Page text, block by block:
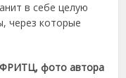
в себе целую
через которые
ФРИТЦ, фото автора